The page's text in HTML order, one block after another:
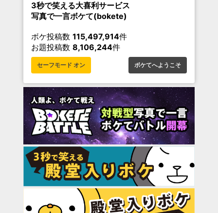
3秒で笑える大喜利サービス
写真で一言ボケて(bokete)
ボケ投稿数 115,497,914件
お題投稿数 8,106,244件
セーフモード オン ボケてへようこそ